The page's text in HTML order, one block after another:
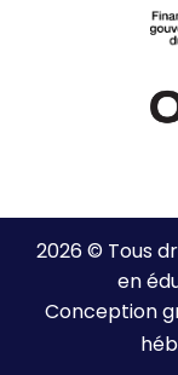
2026 © Tous
en
Conception